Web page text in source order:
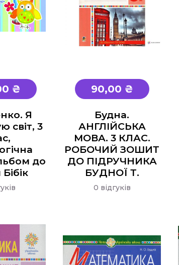
₴
Я
світ, 3
до
90,00 ₴
Будна.
АНГЛІЙСЬКА
МОВА. 3 КЛАС.
РОБОЧИЙ ЗОШИТ
ДО ПІДРУЧНИКА
БУДНОЇ Т.
0 відгуків